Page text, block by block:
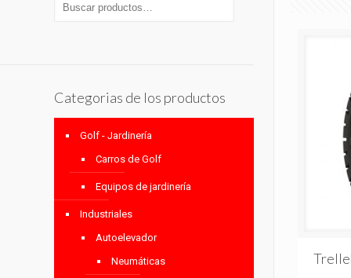
Categorias de los productos
Golf - Jardinería
Carros de Golf
Equipos de jardinería
Industriales
Autoelevador
Neumáticas